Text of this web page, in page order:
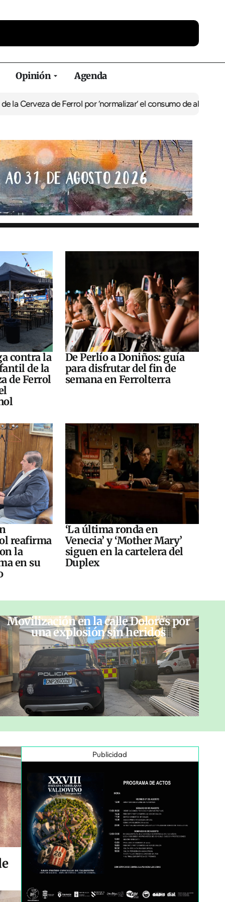
Opinión Agenda
Ferrol por ‘normalizar’ el consumo de alcoholDe Perlío a
contra la
de la
de Ferrol
De Perlío a Doniños: guía
para disfrutar del fin de
semana en Ferrolterra
reafirma
la
en su
‘La última ronda en
Venecia’ y ‘Mother Mary’
siguen en la cartelera del
Duplex
Movilización en la calle Dolores por
una explosión sin heridos
Publicidad